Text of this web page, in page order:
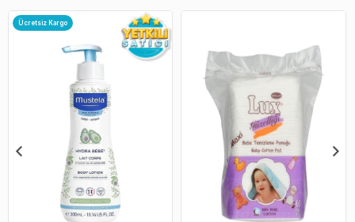
Ücretsiz Kargo